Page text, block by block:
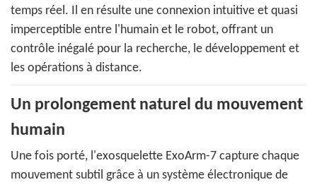
temps réel. Il en résulte une connexion intuitive et quasi
imperceptible entre l'humain et le robot, offrant un
contrôle inégalé pour la recherche, le développement et
les opérations à distance.
Un prolongement naturel du mouvement
humain
Une fois porté, l'exosquelette ExoArm-7 capture chaque
mouvement subtil grâce à un système électronique de